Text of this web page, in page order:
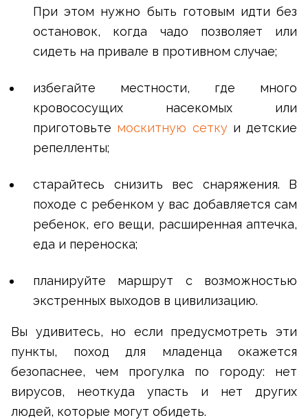
При этом нужно быть готовым идти без
остановок, когда чадо позволяет или
сидеть на привале в противном случае;
избегайте местности, где много
кровососущих насекомых или
приготовьте москитную сеткуи детские
репелленты;
старайтесь снизить вес снаряжения. В
походе с ребенком у вас добавляется сам
ребенок, его вещи, расширенная аптечка,
еда и переноска;
планируйте маршрут с возможностью
экстренных выходов в цивилизацию.
Вы удивитесь, но если предусмотреть эти
пункты, поход для младенца окажется
безопаснее, чем прогулка по городу: нет
вирусов, неоткуда упасть и нет других
людей, которые могут обидеть.